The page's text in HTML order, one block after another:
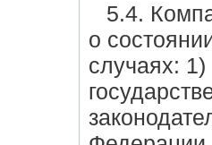
5.4.
о
случаях: 1)